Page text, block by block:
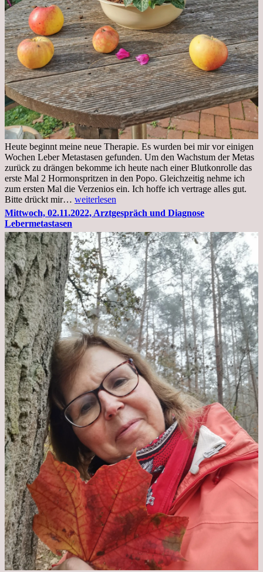
Heute beginnt meine neue Therapie. Es wurden bei mir vor einigen
Wochen Leber Metastasen gefunden. Um den Wachstum der Metas
zurück zu drängen bekomme ich heute nach einer Blutkonrolle das
erste Mal 2 Hormonspritzen in den Popo. Gleichzeitig nehme ich
zum ersten Mal die Verzenios ein. Ich hoffe ich vertrage alles gut.
Bitte drückt mir… Mittwoch,
09.11.2022
weiterlesen
Mittwoch, 02.11.2022, Arztgespräch und Diagnose
Lebermetastasen